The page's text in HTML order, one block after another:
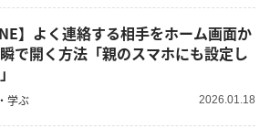
】よく連絡する相手をホーム画面か
で開く方法「親のスマホにも設定し
学ぶ 2026.01.18